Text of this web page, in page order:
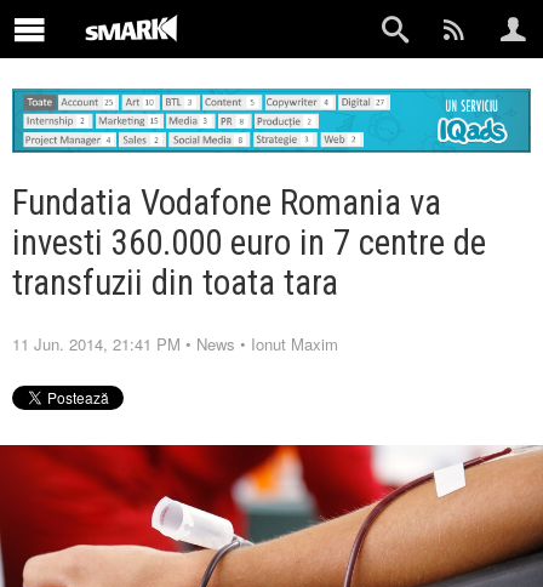
Fundatia Vodafone Romania va
investi 360.000 euro in 7 centre de
transfuzii din toata tara
11 Jun. 2014, 21:41 PM • News • Ionut Maxim